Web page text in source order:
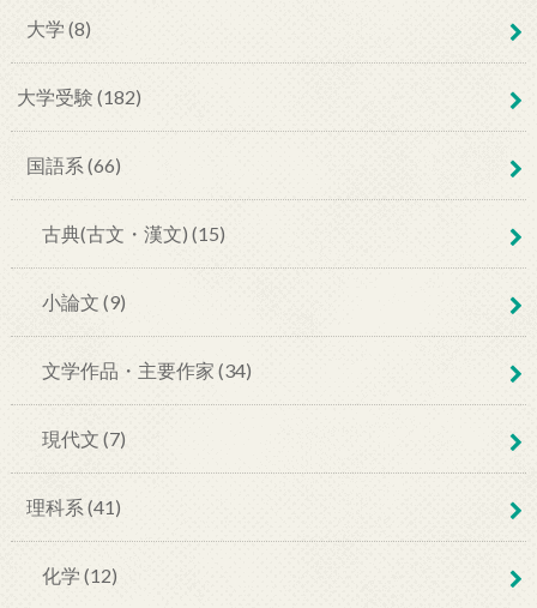
大学 (8)
大学受験 (182)
国語系 (66)
古典(古文・漢文) (15)
小論文 (9)
文学作品・主要作家 (34)
現代文 (7)
理科系 (41)
化学 (12)